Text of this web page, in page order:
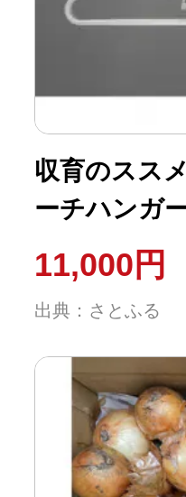
ふるさと
10秒ぴっ
自治体直
はじめる
よくある
問い合わ
収育のスス
ーチハン
ホワイト
11,000円
出典：さとふる